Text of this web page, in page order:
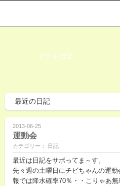
マサキ日記
2013-06-25
運動会
カテゴリー： 日記
最近は日記をサボってま～す。
先々週の土曜日にチビちゃんの運
報では降水確率70％・・こりゃあ